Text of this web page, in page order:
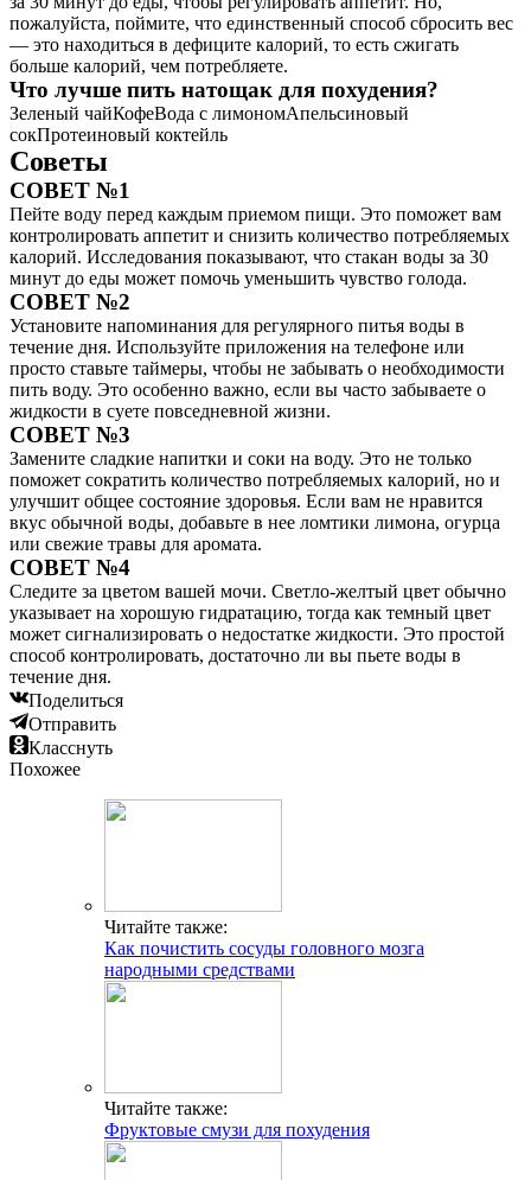
пожалуйста, поймите, что единственный способ сбросить вес
— это находиться в дефиците калорий, то есть сжигать
больше калорий, чем потребляете.
Что лучше пить натощак для похудения?
Зеленый чайКофеВода с лимономАпельсиновый
сокПротеиновый коктейль
Советы
СОВЕТ №1
Пейте воду перед каждым приемом пищи. Это поможет вам
контролировать аппетит и снизить количество потребляемых
калорий. Исследования показывают, что стакан воды за 30
минут до еды может помочь уменьшить чувство голода.
СОВЕТ №2
Установите напоминания для регулярного питья воды в
течение дня. Используйте приложения на телефоне или
просто ставьте таймеры, чтобы не забывать о необходимости
пить воду. Это особенно важно, если вы часто забываете о
жидкости в суете повседневной жизни.
СОВЕТ №3
Замените сладкие напитки и соки на воду. Это не только
поможет сократить количество потребляемых калорий, но и
улучшит общее состояние здоровья. Если вам не нравится
вкус обычной воды, добавьте в нее ломтики лимона, огурца
или свежие травы для аромата.
СОВЕТ №4
Следите за цветом вашей мочи. Светло-желтый цвет обычно
указывает на хорошую гидратацию, тогда как темный цвет
может сигнализировать о недостатке жидкости. Это простой
способ контролировать, достаточно ли вы пьете воды в
течение дня.
Поделиться
Отправить
Класснуть
Похожее
Читайте также:
Как почистить сосуды головного мозга
народными средствами
Читайте также:
Фруктовые смузи для похудения